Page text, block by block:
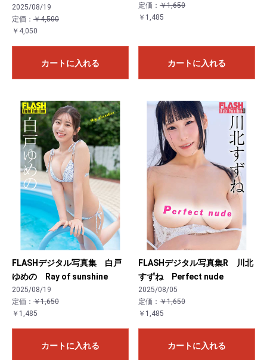
2025/08/19
定価： ￥4,500
￥4,050
カートに入れる
定価： ￥1,650
￥1,485
カートに入れる
FLASHデジタル写真集 白戸
ゆめの Ray of sunshine
2025/08/19
定価： ￥1,650
￥1,485
カートに入れる
FLASHデジタル写真集R 川北
すずね Perfect nude
2025/08/05
定価： ￥1,650
￥1,485
カートに入れる